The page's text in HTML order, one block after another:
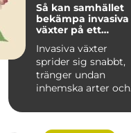
Så kan samhället
bekämpa invasiva
växter på ett
Invasiva växter
sprider sig snabbt,
tränger undan
inhemska arter och
livsmiljöer. Kon...